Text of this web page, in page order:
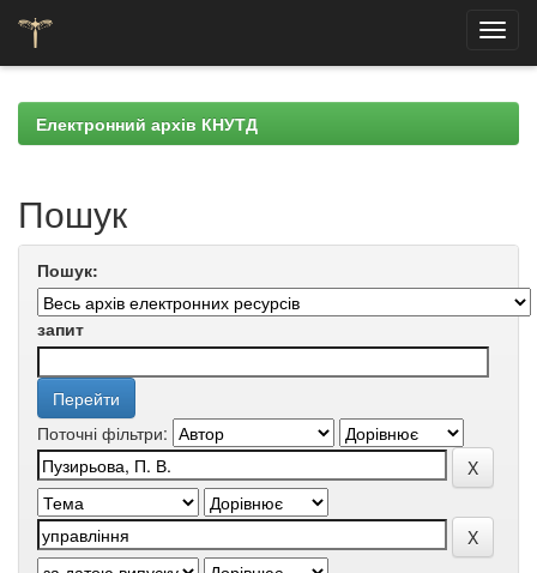
navigationЕлектронний архів КНУТД
Пошук
Пошук:
запит
Поточні фільтри: